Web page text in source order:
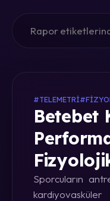
#TELEMETRI
Betebet
Sporcuların